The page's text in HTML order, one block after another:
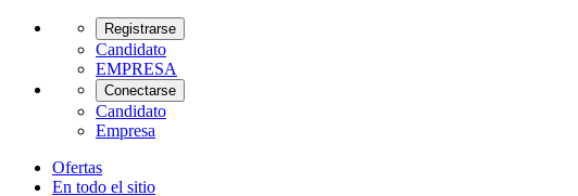
Registrarse
Candidato
EMPRESA
Conectarse
Candidato
Empresa
Ofertas
En todo el sitio